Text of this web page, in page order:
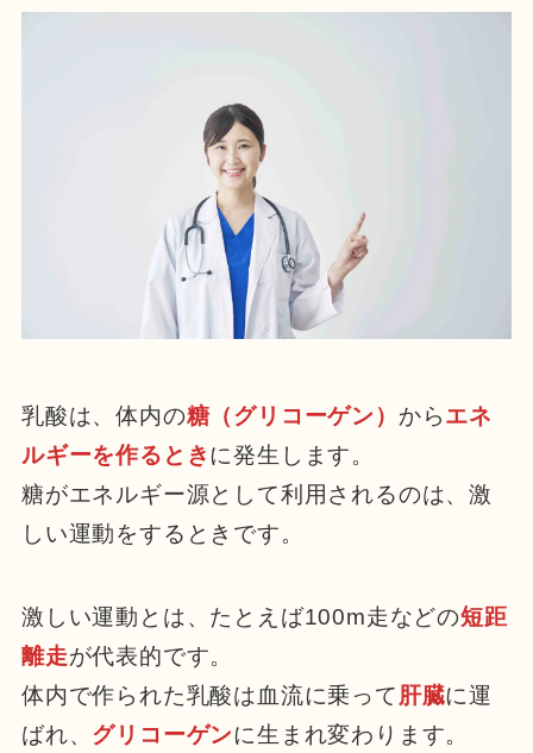
乳酸は、体内の糖（グリコーゲン） からエネ
ルギーを作るときに発生します。
糖がエネルギー源として利用されるのは、激
しい運動をするときです。
激しい運動とは、たとえば100m走などの短距
離走が代表的です。
体内で作られた乳酸は血流に乗って肝臓に運
ばれ、 グリコーゲンに生まれ変わります。